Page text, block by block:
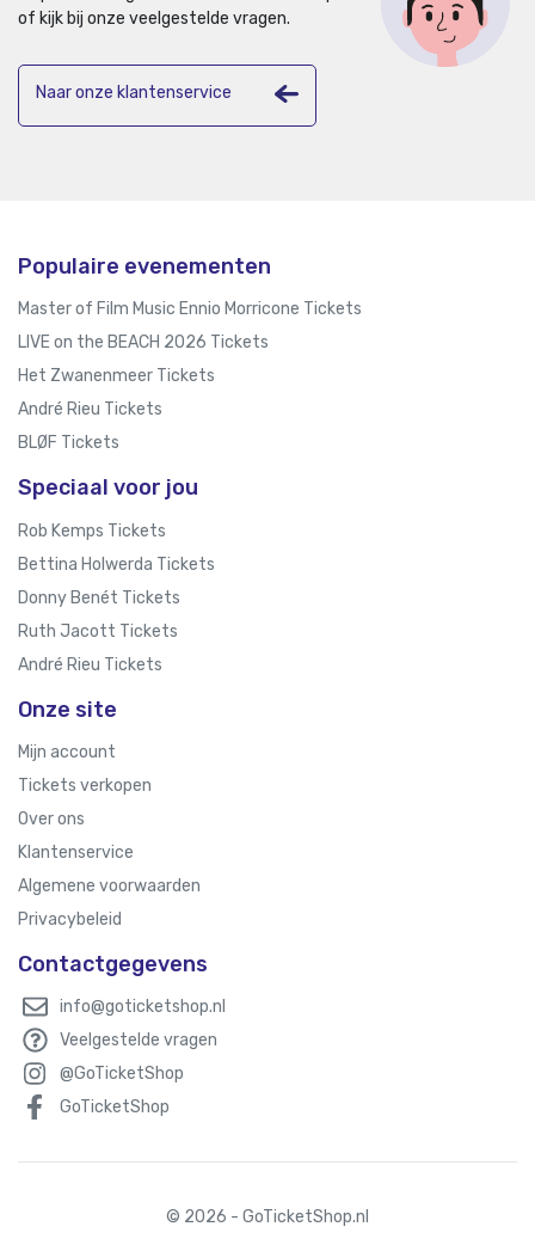
of kijk bij onze veelgestelde vragen.
Naar onze klantenservice
Populaire evenementen
Master of Film Music Ennio Morricone Tickets
LIVE on the BEACH 2026 Tickets
Het Zwanenmeer Tickets
André Rieu Tickets
BLØF Tickets
Speciaal voor jou
Rob Kemps Tickets
Bettina Holwerda Tickets
Donny Benét Tickets
Ruth Jacott Tickets
André Rieu Tickets
Onze site
Mijn account
Tickets verkopen
Over ons
Klantenservice
Algemene voorwaarden
Privacybeleid
Contactgegevens
info@goticketshop.nl
Veelgestelde vragen
@GoTicketShop
GoTicketShop
© 2026 - GoTicketShop.nl